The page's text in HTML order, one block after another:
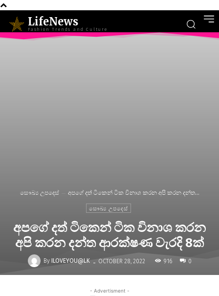
LifeNews
Fashion Trends and Culture
සෞඛ්‍ය උපදෙස් අපගේ දත් ටිකෙන් ටික විනාශ කරන අපි කරන දන්ත...
සෞඛ්‍ය උපදෙස්
අපගේ දත් ටිකෙන් ටික විනාශ කරන
අපි කරන දන්ත ආරක්ෂණ වැරදි 8ක්
By ILOVEYOU@LK - OCTOBER 28, 2022 916 0
- Advertisment -